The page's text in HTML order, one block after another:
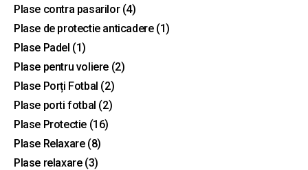
Plase contra pasarilor(4)
Plase de protectie anticadere(1)
Plase Padel (1)
Plase pentru voliere (2)
Plase Porți Fotbal (2)
Plase porti fotbal (2)
Plase Protectie (16)
Plase Relaxare(8)
Plase relaxare(3)